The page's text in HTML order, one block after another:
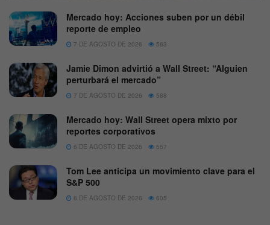
Mercado hoy: Acciones suben por un débil
reporte de empleo
7 DE AGOSTO DE 2026 563
Jamie Dimon advirtió a Wall Street: “Alguien
perturbará el mercado”
7 DE AGOSTO DE 2026 588
Mercado hoy: Wall Street opera mixto por
reportes corporativos
6 DE AGOSTO DE 2026 557
Tom Lee anticipa un movimiento clave para el
S&P 500
6 DE AGOSTO DE 2026 605